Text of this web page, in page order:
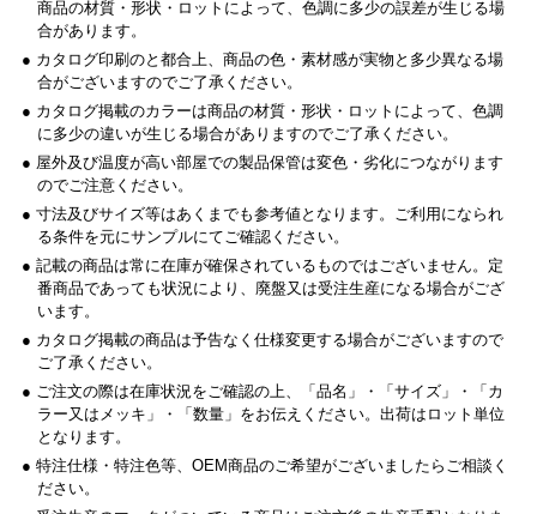
商品の材質・形状・ロットによって、色調に多少の誤差が生じる場
合があります。
● カタログ印刷のと都合上、商品の色・素材感が実物と多少異なる場
合がございますのでご了承ください。
● カタログ掲載のカラーは商品の材質・形状・ロットによって、色調
に多少の違いが生じる場合がありますのでご了承ください。
● 屋外及び温度が高い部屋での製品保管は変色・劣化につながります
のでご注意ください。
● 寸法及びサイズ等はあくまでも参考値となります。ご利用になられ
る条件を元にサンプルにてご確認ください。
● 記載の商品は常に在庫が確保されているものではございません。定
番商品であっても状況により、廃盤又は受注生産になる場合がござ
います。
● カタログ掲載の商品は予告なく仕様変更する場合がございますので
ご了承ください。
● ご注文の際は在庫状況をご確認の上、「品名」・「サイズ」・「カ
ラー又はメッキ」・「数量」をお伝えください。出荷はロット単位
となります。
● 特注仕様・特注色等、OEM商品のご希望がございましたらご相談く
ださい。